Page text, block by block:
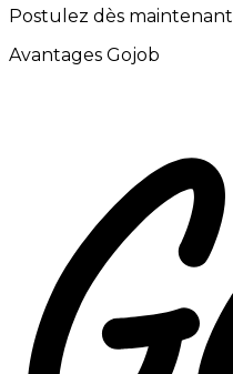
Postulez dès maintenant
Avantages Gojob